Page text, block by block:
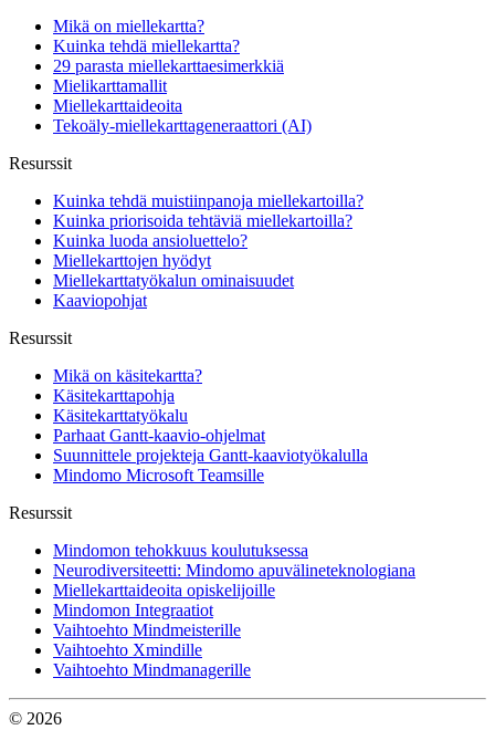
Mikä on miellekartta?
Kuinka tehdä miellekartta?
29 parasta miellekarttaesimerkkiä
Mielikarttamallit
Miellekarttaideoita
Tekoäly-miellekarttageneraattori (AI)
Resurssit
Kuinka tehdä muistiinpanoja miellekartoilla?
Kuinka priorisoida tehtäviä miellekartoilla?
Kuinka luoda ansioluettelo?
Miellekarttojen hyödyt
Miellekarttatyökalun ominaisuudet
Kaaviopohjat
Resurssit
Mikä on käsitekartta?
Käsitekarttapohja
Käsitekarttatyökalu
Parhaat Gantt-kaavio-ohjelmat
Suunnittele projekteja Gantt-kaaviotyökalulla
Mindomo Microsoft Teamsille
Resurssit
Mindomon tehokkuus koulutuksessa
Neurodiversiteetti: Mindomo apuvälineteknologiana
Miellekarttaideoita opiskelijoille
Mindomon Integraatiot
Vaihtoehto Mindmeisterille
Vaihtoehto Xmindille
Vaihtoehto Mindmanagerille
© 2026